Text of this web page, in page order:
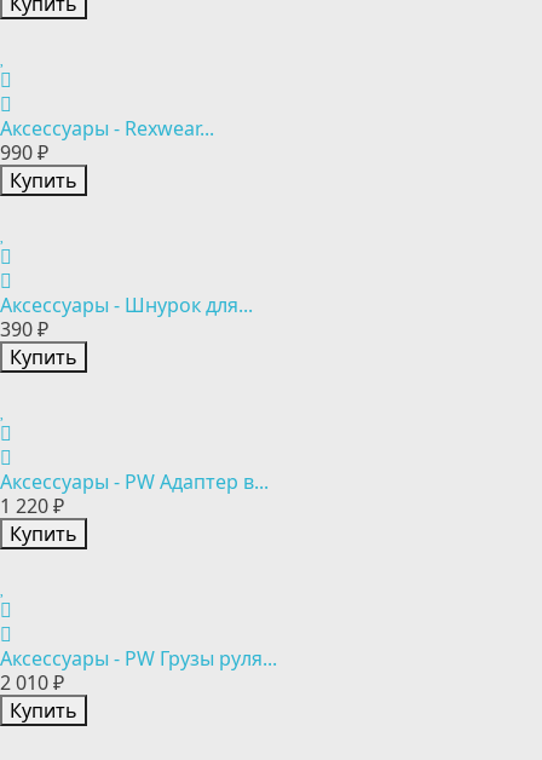
Аксессуары - Rexwear...
990 ₽
Купить
Аксессуары - Шнурок для...
390 ₽
Купить
Аксессуары - PW Адаптер в...
1 220 ₽
Купить
Аксессуары - PW Грузы руля...
2 010 ₽
Купить